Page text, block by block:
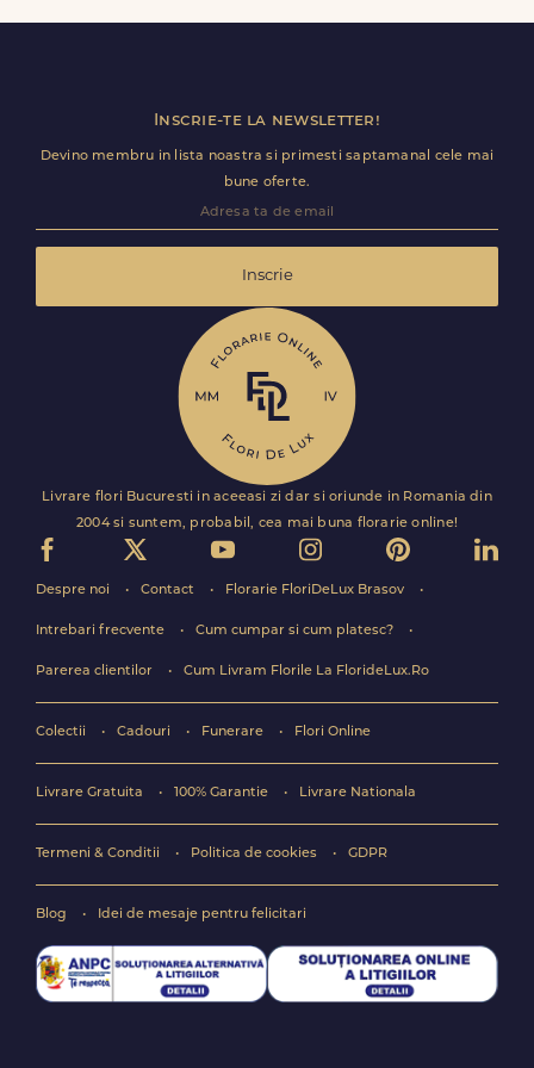
adaugi detalii utile (nume receptie, etaj, salon) ca livrarea
Inscrie-te la newsletter!
Devino membru in lista noastra si primesti saptamanal cele mai
bune oferte.
Inscrie
Livrare flori Bucuresti in aceeasi zi dar si oriunde in Romania din
2004 si suntem, probabil, cea mai buna florarie online!
Despre noi Contact Florarie FloriDeLux Brasov
Intrebari frecvente Cum cumpar si cum platesc?
Parerea clientilor Cum Livram Florile La FlorideLux.Ro
Colectii Cadouri Funerare Flori Online
Livrare Gratuita 100% Garantie Livrare Nationala
Termeni & Conditii Politica de cookies GDPR
Blog Idei de mesaje pentru felicitari